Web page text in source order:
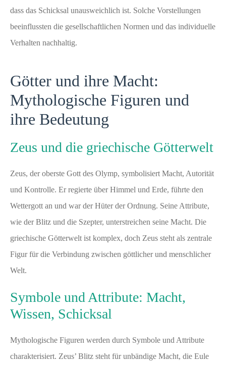
dass das Schicksal unausweichlich ist. Solche Vorstellungen
beeinflussten die gesellschaftlichen Normen und das individuelle
Verhalten nachhaltig.
Götter und ihre Macht:
Mythologische Figuren und
ihre Bedeutung
Zeus und die griechische Götterwelt
Zeus, der oberste Gott des Olymp, symbolisiert Macht, Autorität
und Kontrolle. Er regierte über Himmel und Erde, führte den
Wettergott an und war der Hüter der Ordnung. Seine Attribute,
wie der Blitz und die Szepter, unterstreichen seine Macht. Die
griechische Götterwelt ist komplex, doch Zeus steht als zentrale
Figur für die Verbindung zwischen göttlicher und menschlicher
Welt.
Symbole und Attribute: Macht,
Wissen, Schicksal
Mythologische Figuren werden durch Symbole und Attribute
charakterisiert. Zeus’ Blitz steht für unbändige Macht, die Eule